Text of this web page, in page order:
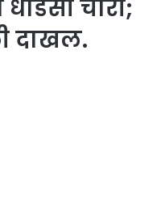
चोरी;
दाखल.